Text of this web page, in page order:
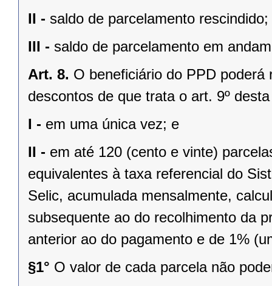
II - saldo de parcelamento rescindido;
III - saldo de parcelamento em
Art. 8. O beneficiário do PPD
descontos de que trata o art. 9º
I - em uma única vez; e
II - em até 120 (cento e vinte)
equivalentes à taxa referencial do
Selic, acumulada mensalmente,
subsequente ao do recolhimento da
anterior ao do pagamento e de 1%
§1° O valor de cada parcela não